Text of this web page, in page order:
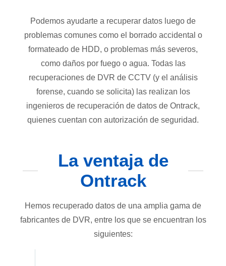
Podemos ayudarte a recuperar datos luego de
problemas comunes como el borrado accidental o
formateado de HDD, o problemas más severos,
como daños por fuego o agua. Todas las
recuperaciones de DVR de CCTV (y el análisis
forense, cuando se solicita) las realizan los
ingenieros de recuperación de datos de Ontrack,
quienes cuentan con autorización de seguridad.
La ventaja de
Ontrack
Hemos recuperado datos de una amplia gama de
fabricantes de DVR, entre los que se encuentran los
siguientes: